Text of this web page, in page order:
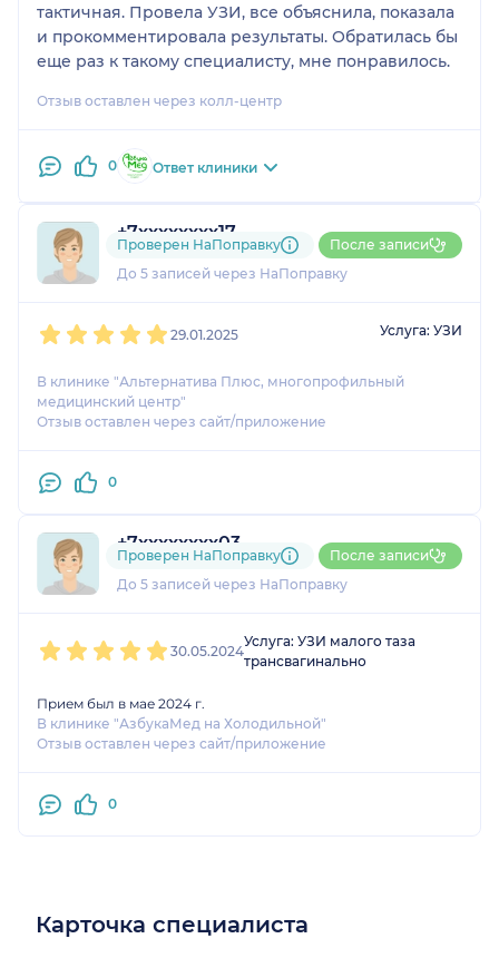
тактичная. Провела УЗИ, все объяснила, показала
и прокомментировала результаты. Обратилась бы
Отзыв оставлен через колл-центр
0 Ответ клиники
+7xxxxxxxx17
1 оценка
До 5 записей через НаПоправку
Проверен НаПоправку После записи
29.01.2025 Услуга: УЗИ
В клинике "Альтернатива Плюс, многопрофильный
медицинский центр"
Отзыв оставлен через сайт/приложение
0
+7xxxxxxxx03
3 оценки
До 5 записей через НаПоправку
Проверен НаПоправку После записи
30.05.2024
Услуга: УЗИ малого таза
трансвагинально
Прием был в мае 2024 г.
В клинике "АзбукаМед на Холодильной"
Отзыв оставлен через сайт/приложение
0
Карточка специалиста